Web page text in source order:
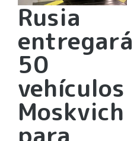
Rusia
entregará
50
vehículos
Moskvich